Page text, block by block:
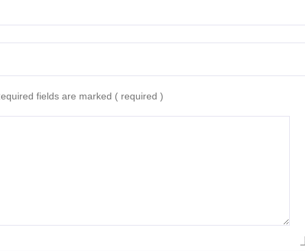
fields are marked ( required )